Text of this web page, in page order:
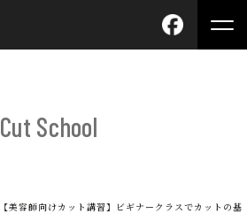
Cut School
【美容師向けカット講習】ビギナークラスでカットの基